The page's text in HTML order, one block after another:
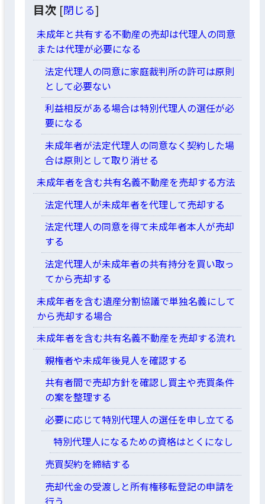
目次 [閉じる]
未成年と共有する不動産の売却は代理人の同意
または代理が必要になる
法定代理人の同意に家庭裁判所の許可は原則
として必要ない
利益相反がある場合は特別代理人の選任が必
要になる
未成年者が法定代理人の同意なく契約した場
合は原則として取り消せる
未成年者を含む共有名義不動産を売却する方法
法定代理人が未成年者を代理して売却する
法定代理人の同意を得て未成年者本人が売却
する
法定代理人が未成年者の共有持分を買い取っ
てから売却する
未成年者を含む遺産分割協議で単独名義にして
から売却する場合
未成年者を含む共有名義不動産を売却する流れ
親権者や未成年後見人を確認する
共有者間で売却方針を確認し買主や売買条件
の案を整理する
必要に応じて特別代理人の選任を申し立てる
特別代理人になるための資格はとくになし
売買契約を締結する
売却代金の受渡しと所有権移転登記の申請を
行う